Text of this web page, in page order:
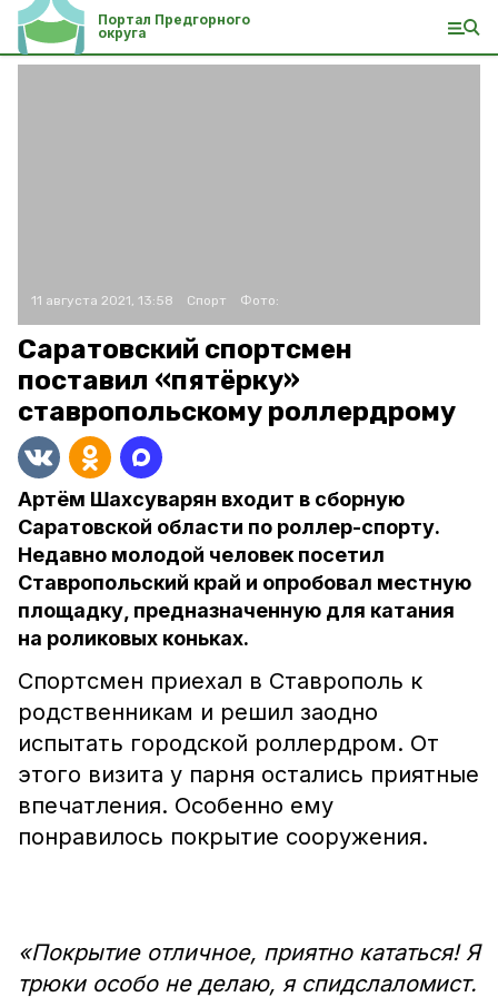
Портал Предгорного
округа
11 августа 2021, 13:58 Спорт Фото:
Саратовский спортсмен
поставил «пятёрку»
ставропольскому роллердрому
Артём Шахсуварян входит в сборную
Саратовской области по роллер-спорту.
Недавно молодой человек посетил
Ставропольский край и опробовал местную
площадку, предназначенную для катания
на роликовых коньках.
Спортсмен приехал в Ставрополь к
родственникам и решил заодно
испытать городской роллердром. От
этого визита у парня остались приятные
впечатления. Особенно ему
понравилось покрытие сооружения.
«Покрытие отличное, приятно кататься! Я
трюки особо не делаю, я спидслаломист.